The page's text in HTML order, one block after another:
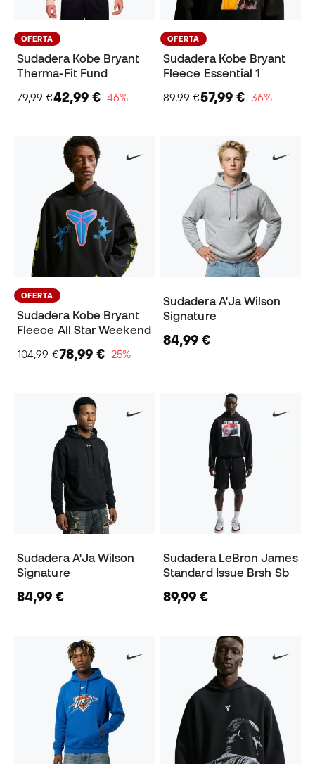
OFERTA
Sudadera Kobe Bryant
Therma-Fit Fund
79,99 €42,99 €−46%
OFERTA
Sudadera Kobe Bryant
Fleece Essential 1
89,99 €57,99 €−36%
OFERTA
Sudadera Kobe Bryant
Fleece All Star Weekend
104,99 €78,99 €−25%
Sudadera A'Ja Wilson
Signature
84,99 €
Sudadera A'Ja Wilson
Signature
84,99 €
Sudadera LeBron James
Standard Issue Brsh Sb
89,99 €